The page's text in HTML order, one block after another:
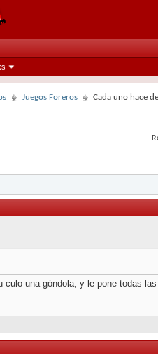
Juegos Foreros Cada uno hace
culo una góndola, y le pone todas